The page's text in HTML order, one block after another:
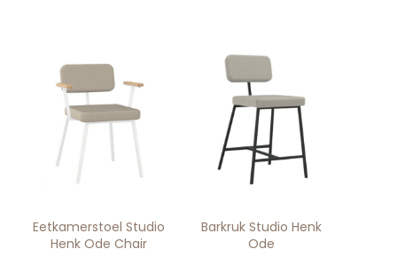
Eetkamerstoel Studio
Henk Ode Chair
Barkruk Studio Henk
Ode